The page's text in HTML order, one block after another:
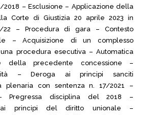
2018 – Esclusione – Applicazione della
Corte di Giustizia 20 aprile 2023 in
22 – Procedura di gara – Contesto
– Acquisizione di un complesso
procedura esecutiva – Automatica
della precedente concessione –
– Deroga ai principi sanciti
plenaria con sentenza n. 17/2021 –
Pregressa disciplina del 2018 –
ai principi del diritto unionale –